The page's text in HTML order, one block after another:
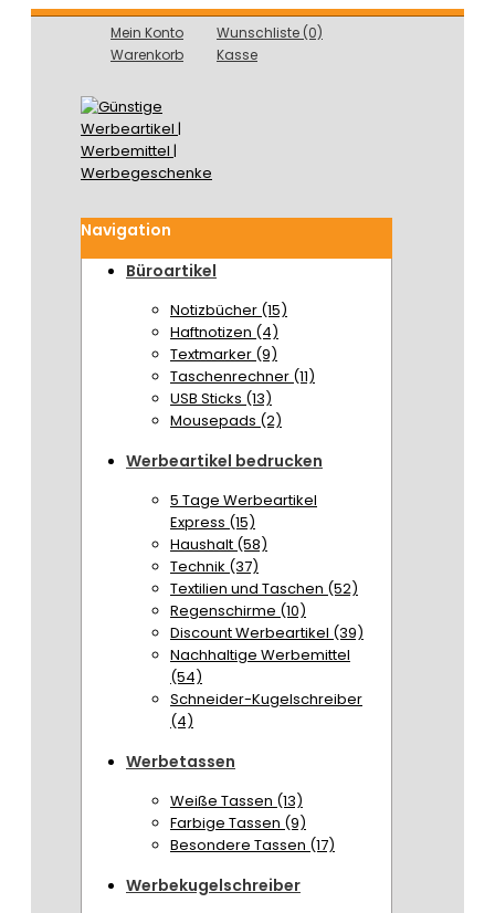
Mein Konto
Wunschliste (0)
Warenkorb
Kasse
Navigation
Büroartikel
Notizbücher (15)
Haftnotizen (4)
Textmarker (9)
Taschenrechner (11)
USB Sticks (13)
Mousepads (2)
Werbeartikel bedrucken
5 Tage Werbeartikel
Express (15)
Haushalt (58)
Technik (37)
Textilien und Taschen (52)
Regenschirme (10)
Discount Werbeartikel (39)
Nachhaltige Werbemittel
(54)
Schneider-Kugelschreiber
(4)
Werbetassen
Weiße Tassen (13)
Farbige Tassen (9)
Besondere Tassen (17)
Werbekugelschreiber